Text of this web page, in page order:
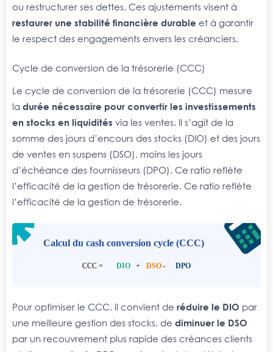
ou restructurer ses dettes. Ces ajustements visent à
restaurer une stabilité financière durable et à garantir
le respect des engagements envers les créanciers.
Cycle de conversion de la trésorerie (CCC)
Le cycle de conversion de la trésorerie (CCC) mesure
la durée nécessaire pour convertir les investissements
en stocks en liquidités via les ventes. Il s’agit de la
somme des jours d’encours des stocks (DIO) et des jours
de ventes en suspens (DSO), moins les jours
d’échéance des fournisseurs (DPO). Ce ratio reflète
l’efficacité de la gestion de trésorerie. Ce ratio reflète
l’efficacité de la gestion de trésorerie.
Pour optimiser le CCC, il convient de réduire le DIO par
une meilleure gestion des stocks, de diminuer le DSO
par un recouvrement plus rapide des créances clients